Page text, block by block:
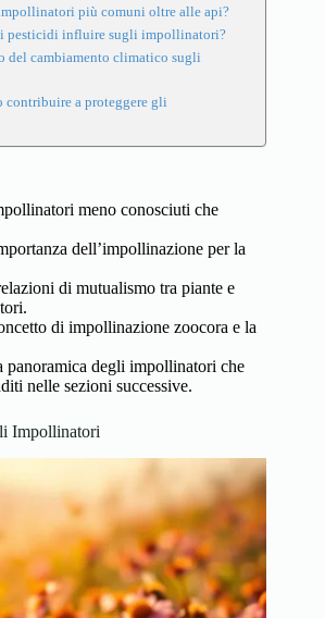
più comuni oltre alle api?
i pesticidi influire sugli impollinatori?
del cambiamento climatico sugli
contribuire a proteggere gli
meno conosciuti che
dell’impollinazione per la
di mutualismo tra piante e
di impollinazione zoocora e la
panoramica degli impollinatori che
nelle sezioni successive.
Impollinatori